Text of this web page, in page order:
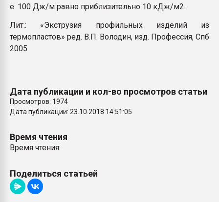
е. 100 Дж/м равно приблизительно 10 кДж/м2.
Лит.: «Экструзия профильных изделий из
термопластов» ред. В.П. Володин, изд. Профессия, Спб
2005
Дата публикации и кол-во просмотров статьи
Просмотров: 1974
Дата публикации: 23.10.2018 14:51:05
Время чтения
Время чтения:
Поделиться статьей